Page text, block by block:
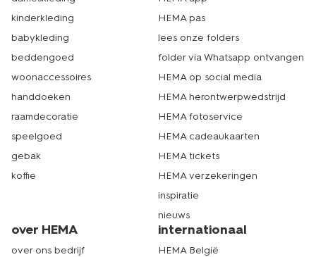
halen in de dichtstbijzijnde winkel. Geef dit tijdens het
2 werkdagen bij het door jou gekozen filiaal ophalen. Tot
snel! Echt HEMA.
kinderkleding
babykleding
beddengoed
woonaccessoires
handdoeken
raamdecoratie
speelgoed
gebak
koffie
HEMA pas
lees onze folders
folder via Whatsapp ontvangen
HEMA op social media
HEMA herontwerpwedstrijd
HEMA fotoservice
HEMA cadeaukaarten
HEMA tickets
HEMA verzekeringen
inspiratie
nieuws
over HEMA
over ons bedrijf
internationaal
HEMA België